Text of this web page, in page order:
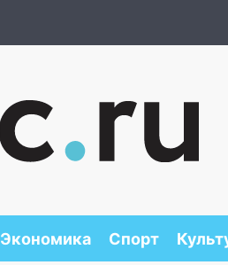
Экономика Спорт